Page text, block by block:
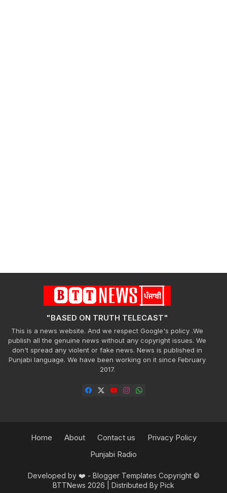
"BASED ON TRUTH TELECAST"
This is a news website. And we respect Google's policy .We
publish all the genuine news without any copyright issues. We
don't spread any violent or fake news. News is published in
Punjabi language. We have been working on it since February
2017.
Developed by ❤️ - Blogger Templates Copyright ©
BTTNews 2026 | Distributed By Pick
Home About Contact us
Privacy Policy
Punjabi Radio